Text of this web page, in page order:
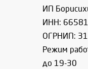
ИП
ИНН:
ОГРНИП:
Режим
до 19-30